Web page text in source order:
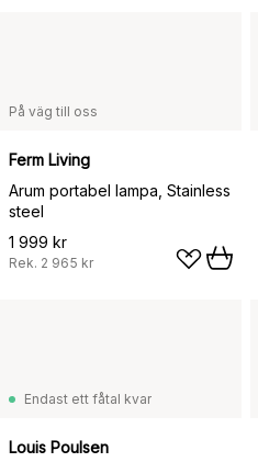
På väg till oss
Ferm Living
Arum portabel lampa, Stainless
steel
1 999 kr
Rek. 2 965 kr
Endast ett fåtal kvar
Louis Poulsen